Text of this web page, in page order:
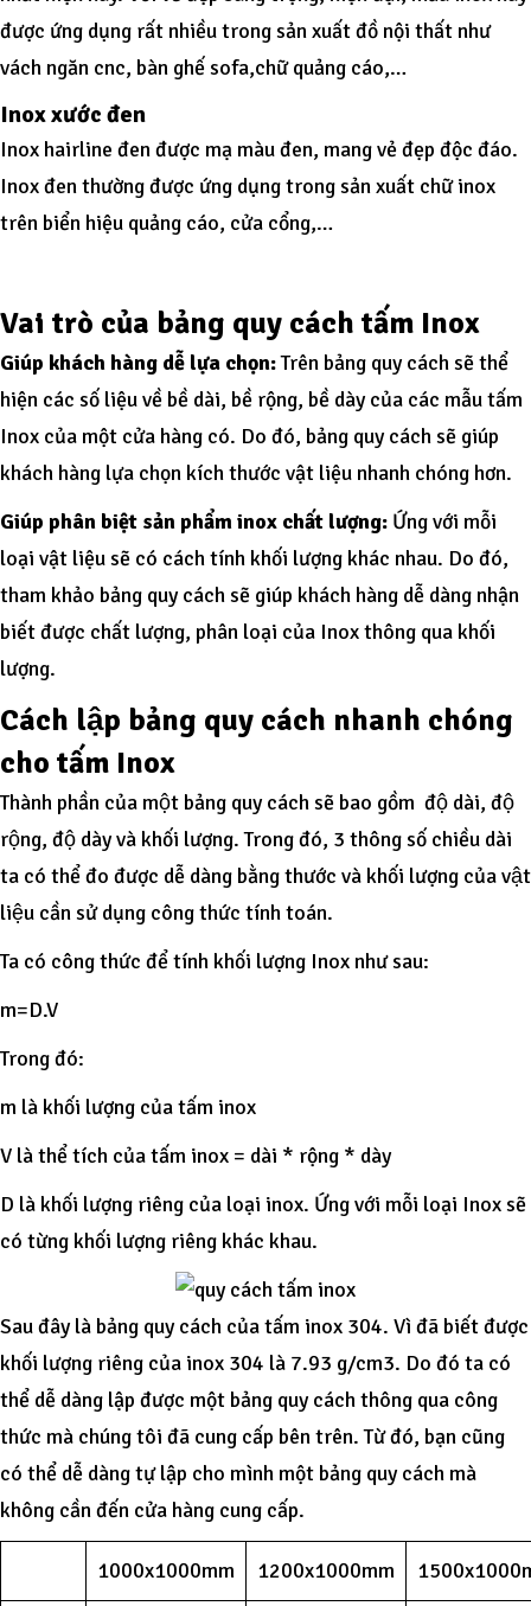
được ứng dụng rất nhiều trong sản xuất đồ nội thất như
vách ngăn cnc, bàn ghế sofa,chữ quảng cáo,…
Inox xước đen
Inox hairline đen được mạ màu đen, mang vẻ đẹp độc đáo.
Inox đen thường được ứng dụng trong sản xuất chữ inox
trên biển hiệu quảng cáo, cửa cổng,…
Vai trò của bảng quy cách tấm Inox
Giúp khách hàng dễ lựa chọn:Trên bảng quy cách sẽ thể
hiện các số liệu về bề dài, bề rộng, bề dày của các mẫu tấm
Inox của một cửa hàng có. Do đó, bảng quy cách sẽ giúp
khách hàng lựa chọn kích thước vật liệu nhanh chóng hơn.
Giúp phân biệt sản phẩm inox chất lượng: Ứng với mỗi
loại vật liệu sẽ có cách tính khối lượng khác nhau. Do đó,
tham khảo bảng quy cách sẽ giúp khách hàng dễ dàng nhận
biết được chất lượng, phân loại của Inox thông qua khối
lượng.
Cách lập bảng quy cách nhanh chóng
cho tấm Inox
Thành phần của một bảng quy cách sẽ bao gồm độ dài, độ
rộng, độ dày và khối lượng. Trong đó, 3 thông số chiều dài
ta có thể đo được dễ dàng bằng thước và khối lượng của vật
liệu cần sử dụng công thức tính toán.
Ta có công thức để tính khối lượng Inox như sau:
m=D.V
Trong đó:
m là khối lượng của tấm inox
V là thể tích của tấm inox = dài * rộng * dày
D là khối lượng riêng của loại inox. Ứng với mỗi loại Inox sẽ
có từng khối lượng riêng khác khau.
Sau đây là bảng quy cách của tấm inox 304. Vì đã biết được
khối lượng riêng của inox 304 là 7.93 g/cm3. Do đó ta có
thể dễ dàng lập được một bảng quy cách thông qua công
thức mà chúng tôi đã cung cấp bên trên. Từ đó, bạn cũng
có thể dễ dàng tự lập cho mình một bảng quy cách mà
không cần đến cửa hàng cung cấp.
1000x1000mm 1200x1000mm